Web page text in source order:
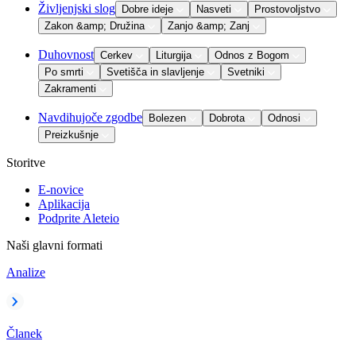
Življenjski slog Dobre ideje Nasveti
Prostovoljstvo
Zakon &amp; Družina
Zanjo &amp; Zanj
Duhovnost Cerkev Liturgija
Odnos z Bogom
Po smrti
Svetišča in slavljenje
Svetniki
Zakramenti
Navdihujoče zgodbe Bolezen Dobrota
Odnosi
Preizkušnje
Storitve
E-novice
Aplikacija
Podprite Aleteio
Naši glavni formati
Analize
Članek